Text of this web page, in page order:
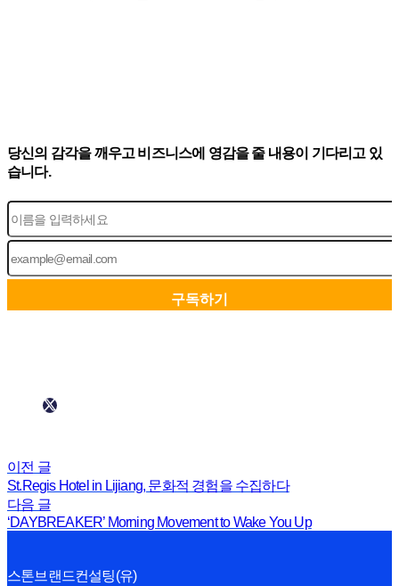
당신의 감각을 깨우고 비즈니스에 영감을 줄 내용이 기다리고 있
습니다.
이전 글
St.Regis Hotel in Lijiang, 문화적 경험을 수집하다
다음 글
‘DAYBREAKER’ Morning Movement to Wake You Up
스톤브랜드컨설팅(유)